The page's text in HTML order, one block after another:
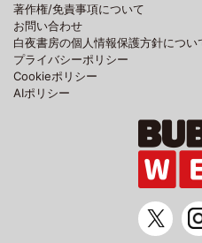
著作権/免責事項について
お問い合わせ
白夜書房の個人情報保護方針につい
プライバシーポリシー
Cookieポリシー
AIポリシー